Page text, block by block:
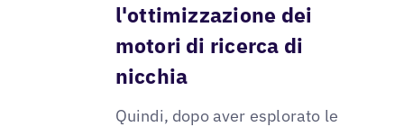
l'ottimizzazione dei
motori di ricerca di
nicchia
Quindi, dopo aver esplorato le